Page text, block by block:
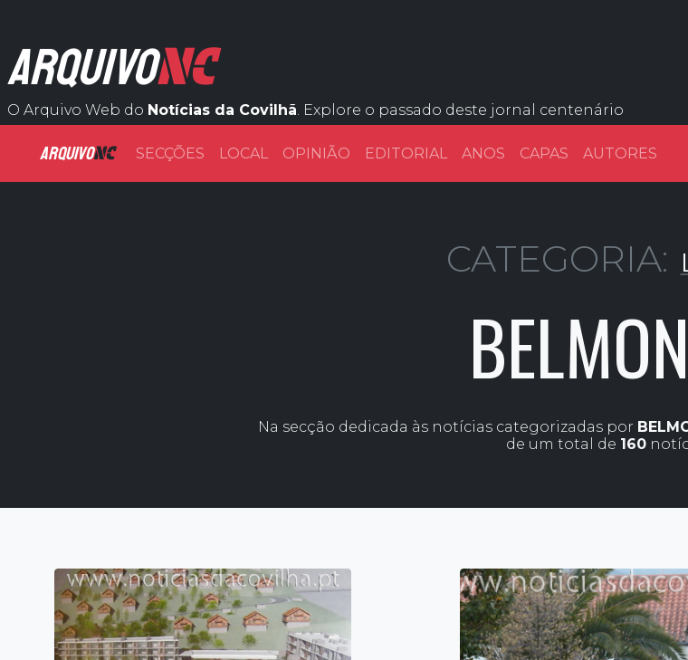
ARQUIVONC
O Arquivo Web do Notícias da Covilhã. Explore o passado deste jornal centenário
ARQUIVONC SECÇÕES LOCAL OPINIÃO EDITORIAL ANOS CAPAS AUTORES
CATEGORIA:
Na secção dedicada às notícias categorizadas por
de um total de 160